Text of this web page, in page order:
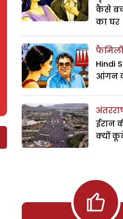
कैसे
का घर
Hindi
आंगन
ईरान
क्यों